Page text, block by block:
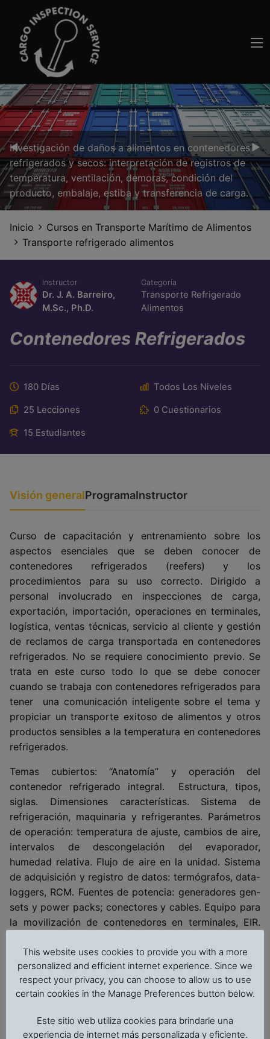
Previous Slide
◀︎ ▶︎
Investigación de daños a alimentos en contenedores
refrigerados y secos: interpretación de registros de
temperatura, ventilación, demoras, condición del
producto, embalaje, estiba y transferencia de carga.
Inicio
Cursos en Transporte Marítimo de Alimentos
Transporte refrigerado alimentos
Instructor
Dr. J. A. Barreiro,
M.Sc., Ph.D.
Categoría
Transporte Refrigerado
Alimentos
Contenedores Refrigerados
180 Días Todos Los Niveles
25 Lecciones 0 Cuestionarios
15 Estudiantes
Visión generalProgramaInstructor
Curso de capacitación y entrenamiento sobre los
aspectos esenciales que se deben conocer de
contenedores refrigerados (reefers) y los
procedimientos para su uso correcto. Dirigido a
personal involucrado en inspecciones de carga,
exportación, importación, operaciones en terminales,
logística, ventas técnicas, servicio al cliente y gestión
de reclamos de carga transportada en contenedores
refrigerados. No se requiere conocimiento previo. Se
trata en este curso todo lo que se debe conocer
cuando se trabaja con contenedores refrigerados para
tener una comunicación inteligente sobre el tema y
propiciar un transporte exitoso de alimentos y otros
productos sensibles a la temperatura en contenedores
refrigerados.
Temas cubiertos: “Anatomía” y operación del
contenedor refrigerado integral. Estructura, tipos,
siglas. Dimensiones características. Sistema de
refrigeración, maquinaria y refrigerantes. Parámetros
de operación: temperatura de ajuste, cambios de aire,
intervalos de descongelación del evaporador,
humedad relativa. Flujo de aire en la unidad. Sistema
de adquisición y registro de datos: termógrafos, data-
loggers, RCM. Fuentes de potencia: generadores gen-
sets y power packs; conectores y cables. Equipo para
la movilización de contenedores en terminales, EIR.
Contenedores especializados de atmósfera
controlada y modificada, con control de humedad y
super freezers.
factores a tener en cuenta con los reefers para un
This website uses cookies to provide you with a more
personalized and efficient internet experience. Since we
respect your privacy, you can choose to allow us to use
certain cookies in the Manage Preferences button below.
Este sitio web utiliza cookies para brindarle una
experiencia de internet más personalizada y eficiente.